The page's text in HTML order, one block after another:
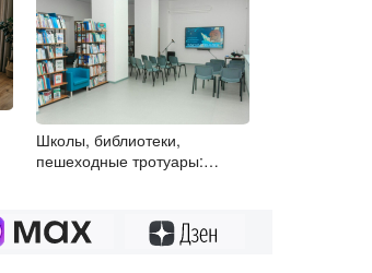
Школы, библиотеки,
пешеходные тротуары:
социальных объектах